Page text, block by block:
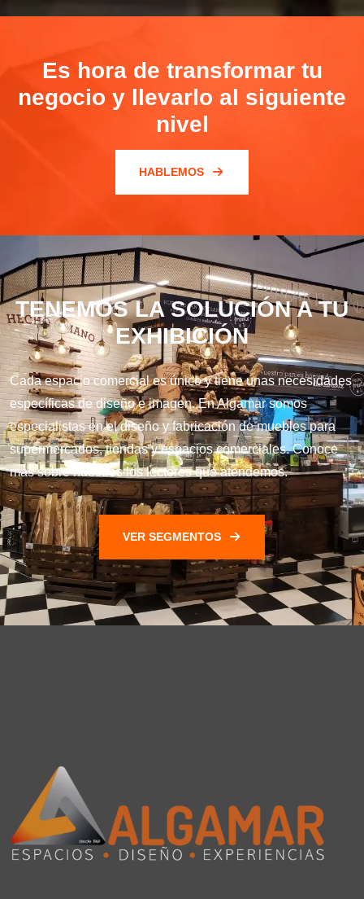
Es hora de transformar tu
negocio y llevarlo al siguiente
nivel
HABLEMOS
TENEMOS LA SOLUCIÓN A TU
EXHIBICIÓN
Cada espacio comercial es único y tiene unas necesidades
específicas de diseño e imagen. En Algamar somos
especialistas en el diseño y fabricación de muebles para
supermercados, tiendas y espacios comerciales. Conoce
más sobre nuestros los lectores que atendemos.
VER SEGMENTOS